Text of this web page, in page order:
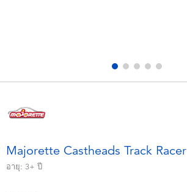
กิจกรรมกลางแจ้งและกีฬา
ของเล่นนุ่มนิ่ม
Majorette Castheads Track Racer
อายุ: 3+ ปี